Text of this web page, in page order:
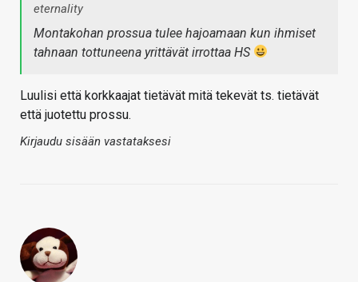
eternality
Montakohan prossua tulee hajoamaan kun ihmiset
tahnaan tottuneena yrittävät irrottaa HS
Luulisi että korkkaajat tietävät mitä tekevät ts. tietävät
että juotettu prossu.
Kirjaudu sisään vastataksesi